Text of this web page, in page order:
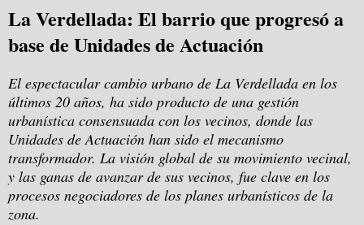
La Verdellada: El barrio que progresó a
base de Unidades de Actuación
El espectacular cambio urbano de La Verdellada en los
últimos 20 años, ha sido producto de una gestión
urbanística consensuada con los vecinos, donde las
Unidades de Actuación han sido el mecanismo
transformador. La visión global de su movimiento vecinal,
y las ganas de avanzar de sus vecinos, fue clave en los
procesos negociadores de los planes urbanísticos de la
zona.